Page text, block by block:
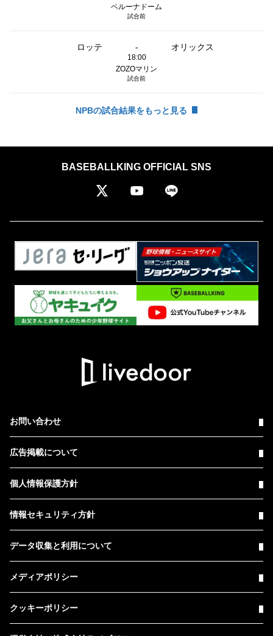
ベルーナドーム
試合前
ロッテ - オリックス
18:00
ZOZOマリン
試合前
NPBの試合結果をもっと見る
BASEBALLKING OFFICIAL SNS
お問い合わせ
広告掲載について
個人情報保護方針
情報セキュリティ方針
データ収集と利用について
メディアポリシー
クッキーポリシー